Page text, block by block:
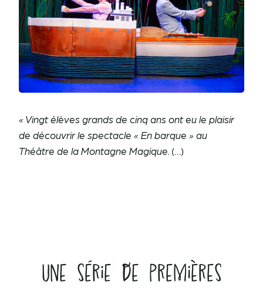
« Vingt élèves grands de cinq ans ont eu le plaisir
de découvrir le spectacle « En barque » au
Théâtre de la Montagne Magique. (…)
Une série de premières